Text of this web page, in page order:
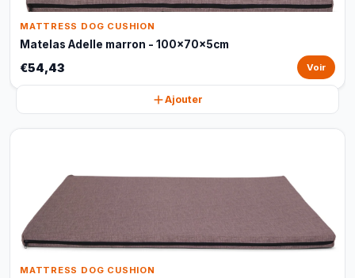
MATTRESS DOG CUSHION
Matelas Adelle marron - 100x70x5cm
€54,43 Voir
Ajouter
MATTRESS DOG CUSHION